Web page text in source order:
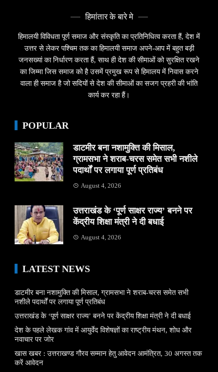
हिमांतार के बारे मे
हिमालयी विविधता पूर्ण समाज और संस्कृति का प्रतिनिधित्व करता हैं, देश में
उत्तर से लेकर पश्चिम तक का हिमालयी समाज अपने-आप में बहुत बड़ी
जनसख्यां का निर्धारण करता हैं, साथ ही देश की सीमाओं को सुरक्षित रखने
का जिम्मा जिस समाज को है उसमें प्रमुख रूप से हिमालय में निवास करने
वाला ही समाज है जो सदियों से देश की सीमाओं का सजग प्रहरी की भांति
कार्य कर रहा हैं।
POPULAR
डाटमीर बना नशामुक्ति की मिसाल,
ग्रामसभा ने शराब-चरस समेत सभी नशीले
पदार्थों पर लगाया पूर्ण प्रतिबंध
August 4, 2026
उत्तराखंड के ‘पूर्ण साक्षर राज्य’ बनने पर
केंद्रीय शिक्षा मंत्री ने दी बधाई
August 4, 2026
LATEST NEWS
डाटमीर बना नशामुक्ति की मिसाल, ग्रामसभा ने शराब-चरस समेत सभी
नशीले पदार्थों पर लगाया पूर्ण प्रतिबंध
उत्तराखंड के ‘पूर्ण साक्षर राज्य’ बनने पर केंद्रीय शिक्षा मंत्री ने दी बधाई
देश के पहले लेखक गांव में आयुर्वेद विशेषज्ञों का राष्ट्रीय मंथन, शोध और
नवाचार पर जोर
खास खबर : उत्तराखण्ड गौरव सम्मान हेतु आवेदन आमंत्रित, 30 अगस्त तक
करें आवेदन